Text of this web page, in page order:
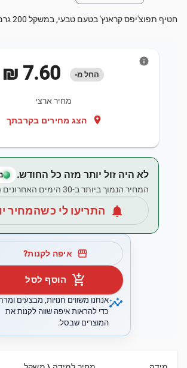
חטיף תפוצ'יפס קראנץ' בטעם טבעי, במשקל 200 גרם.
החל מ-
מחיר ארצי
location_on הצג מחירים בקרבתך
info
לא היה זול יותר מזה כל החודש.
המחיר הנמוך ביותר ב-30 הימים האחרונים היה ‏7.60 ‏₪.
notifications התריעו לי כשהמחיר
storefront איפה לקנות?
add_shopping_cart הוסף לסל
insightsאנחנו משווים חנויות, מבצעים
כדי להראות איפה שווה לקנות את
המוצרים שבסל.